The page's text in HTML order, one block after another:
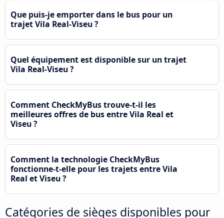
Que puis-je emporter dans le bus pour un
trajet Vila Real-Viseu ?
Quel équipement est disponible sur un trajet
Vila Real-Viseu ?
Comment CheckMyBus trouve-t-il les
meilleures offres de bus entre Vila Real et
Viseu ?
Comment la technologie CheckMyBus
fonctionne-t-elle pour les trajets entre Vila
Real et Viseu ?
Catégories de sièges disponibles pour